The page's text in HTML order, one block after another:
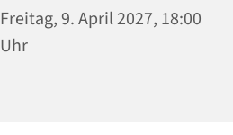
Freitag, 9. April 2027, 18:00
Uhr